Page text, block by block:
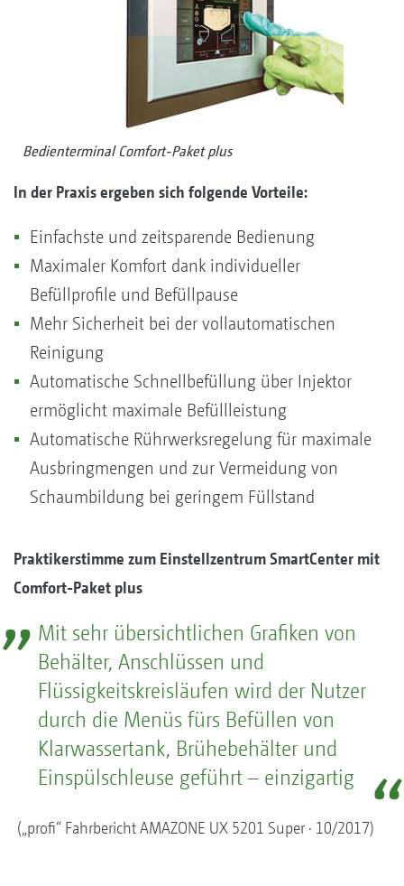
Bedienterminal Comfort-Paket plus
In der Praxis ergeben sich folgende Vorteile:
Einfachste und zeitsparende Bedienung
Maximaler Komfort dank individueller
Befüllprofile und Befüllpause
Mehr Sicherheit bei der vollautomatischen
Reinigung
Automatische Schnellbefüllung über Injektor
ermöglicht maximale Befüllleistung
Automatische Rührwerksregelung für maximale
Ausbringmengen und zur Vermeidung von
Schaumbildung bei geringem Füllstand
Praktikerstimme zum Einstellzentrum SmartCenter mit
Comfort-Paket plus
Mit sehr übersichtlichen Grafiken von
Behälter, Anschlüssen und
Flüssigkeitskreisläufen wird der Nutzer
durch die Menüs fürs Befüllen von
Klarwassertank, Brühebehälter und
Einspülschleuse geführt – einzigartig
(„profi“ Fahrbericht AMAZONE UX 5201 Super · 10/2017)